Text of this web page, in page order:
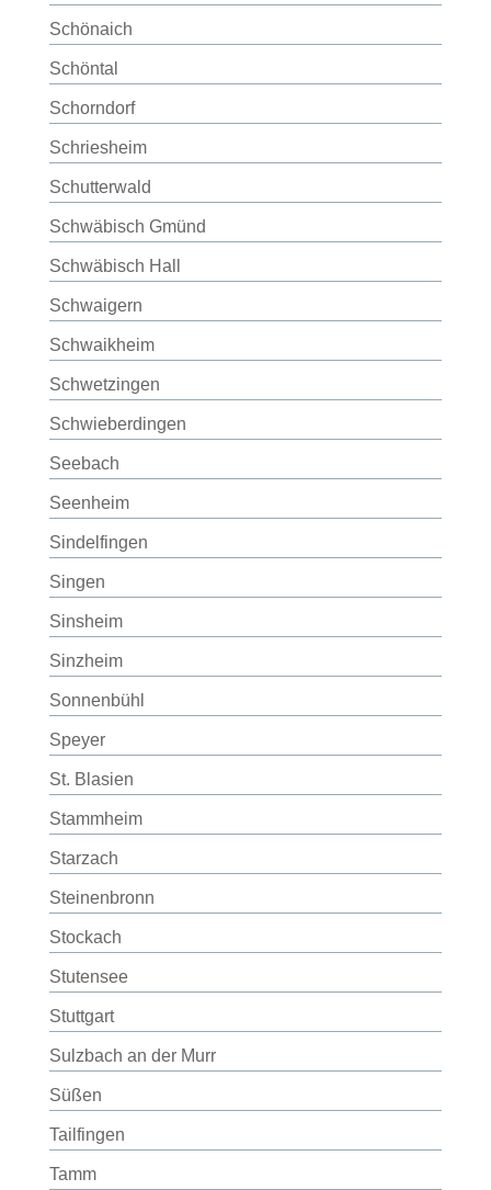
Schönaich
Schöntal
Schorndorf
Schriesheim
Schutterwald
Schwäbisch Gmünd
Schwäbisch Hall
Schwaigern
Schwaikheim
Schwetzingen
Schwieberdingen
Seebach
Seenheim
Sindelfingen
Singen
Sinsheim
Sinzheim
Sonnenbühl
Speyer
St. Blasien
Stammheim
Starzach
Steinenbronn
Stockach
Stutensee
Stuttgart
Sulzbach an der Murr
Süßen
Tailfingen
Tamm